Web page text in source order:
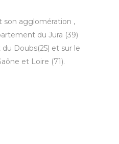
son agglomération ,
du Jura (39)
Doubs(25) et sur le
et Loire (71).